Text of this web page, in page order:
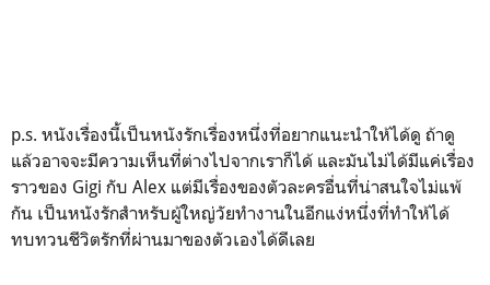
p.s. หนังเรื่องนี้เป็นหนังรักเรื่องหนึ่งที่อยากแนะนำให้ได้ดู ถ้าดู
แล้วอาจจะมีความเห็นที่ต่างไปจากเราก็ได้ และมันไม่ได้มีแค่เรื่อง
ราวของ Gigi กับ Alex แต่มีเรื่องของตัวละครอื่นที่น่าสนใจไม่แพ้
กัน เป็นหนังรักสำหรับผู้ใหญ่วัยทำงานในอีกแง่หนึ่งที่ทำให้ได้
ทบทวนชีวิตรักที่ผ่านมาของตัวเองได้ดีเลย